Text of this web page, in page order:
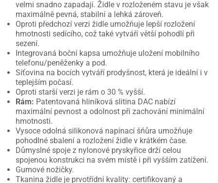
velmi snadno zapadají. Židle v rozloženém stavu je však
maximálně pevná, stabilní a lehká zároveň.
Oproti předchozí verzi židle umožňuje lepší rozložení
hmotnosti sedícího, což také vytváří větší pohodlí při
sezení.
Integrovaná boční kapsa umožňuje uložení mobilního
telefonu/peněženky a pod.
Síťovina na bocích vytváří prodyšnost, která je ideální i v
teplejším počasí.
Oproti starší verzi je rám o 30 % vyšší.
Rám: Patentovaná hliníková slitina DAC nabízí
maximální pevnost a odolnost při zachování minimální
hmotnosti.
Vysoce odolná silikonová napínací šňůra umožňuje
pohodlné sbalení a rozložení židle v krátkém čase.
Důmyslné spoje z nylonové pryskyřice drží celou
spojenou konstrukci na svém místě i při vyšším zatížení.
Gumové nožičky.
Tkanina židle je prvotřídní kvality: certifikovaný a